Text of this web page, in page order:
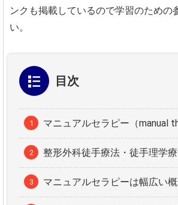
ンクも掲載しているので学習のための
い。
目次
マニュアルセラピー（manual
整形外科徒手療法・徒手理学
マニュアルセラピーは幅広い